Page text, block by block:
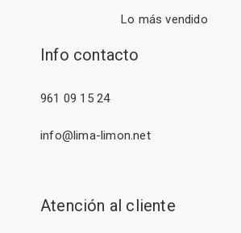
Lo más vendido
Info contacto
961 09 15 24
info@lima-limon.net
Atención al cliente